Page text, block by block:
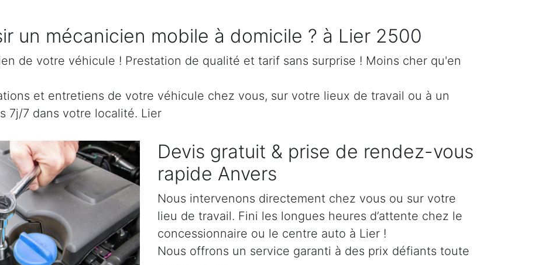
un mécanicien mobile à domicile ? à Lier 2500
de votre véhicule ! Prestation de qualité et tarif sans surprise ! Moins cher qu'en
et entretiens de votre véhicule chez vous, sur votre lieux de travail ou à un
7j/7 dans votre localité. Lier
Devis gratuit & prise de rendez-vous
rapide Anvers
Nous intervenons directement chez vous ou sur votre
lieu de travail. Fini les longues heures d’attente chez le
concessionnaire ou le centre auto à Lier !
Nous offrons un service garanti à des prix défiants toute